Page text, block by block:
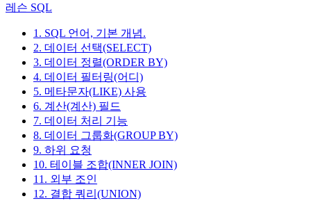
레슨 SQL
1. SQL 언어, 기본 개념.
2. 데이터 선택(SELECT)
3. 데이터 정렬(ORDER BY)
4. 데이터 필터링(어디)
5. 메타문자(LIKE) 사용
6. 계산(계산) 필드
7. 데이터 처리 기능
8. 데이터 그룹화(GROUP BY)
9. 하위 요청
10. 테이블 조합(INNER JOIN)
11. 외부 조인
12. 결합 쿼리(UNION)